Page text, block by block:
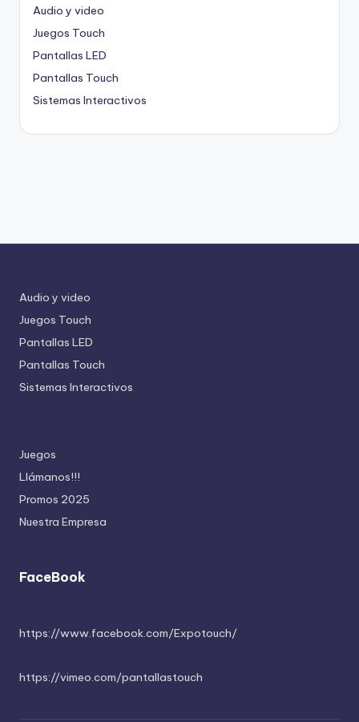
Audio y video
Juegos Touch
Pantallas LED
Pantallas Touch
Sistemas Interactivos
Audio y video
Juegos Touch
Pantallas LED
Pantallas Touch
Sistemas Interactivos
Juegos
Llámanos!!!
Promos 2025
Nuestra Empresa
FaceBook
https://www.facebook.com/Expotouch/
https://vimeo.com/pantallastouch